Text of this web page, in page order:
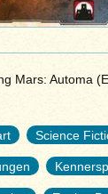
Mars: Automa
Science